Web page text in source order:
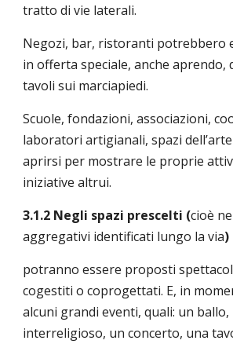
tratto di vie laterali.
Negozi, bar, ristoranti potrebbero
in offerta speciale, anche aprendo,
tavoli sui marciapiedi.
Scuole, fondazioni, associazioni,
laboratori artigianali, spazi
aprirsi per mostrare le proprie
iniziative altrui.
3.1.2 Negli spazi prescelti (cioè
aggregativi identificati lungo la via)
potranno essere proposti
cogestiti o coprogettati. E, in
alcuni grandi eventi, quali: un
interreligioso, un concerto, una